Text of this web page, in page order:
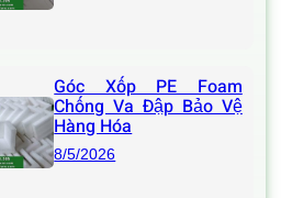
Góc Xốp PE Foam
Chống Va Đập Bảo Vệ
Hàng Hóa
8/5/2026